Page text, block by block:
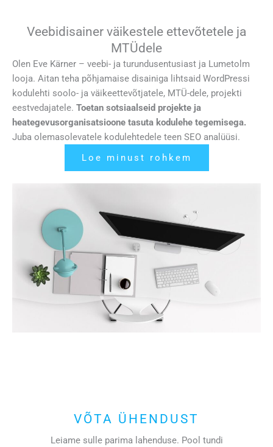
Veebidisainer väikestele ettevõtetele ja
MTÜdele
Olen Eve Kärner – veebi- ja turundusentusiast ja Lumetolm
looja. Aitan teha põhjamaise disainiga lihtsaid WordPressi
kodulehti soolo- ja väikeettevõtjatele, MTÜ-dele, projekti
eestvedajatele. Toetan sotsiaalseid projekte ja
heategevusorganisatsioone tasuta kodulehe tegemisega.
Juba olemasolevatele kodulehtedele teen SEO analüüsi.
Loe minust rohkem
VÕTA ÜHENDUST
Leiame sulle parima lahenduse. Pool tundi